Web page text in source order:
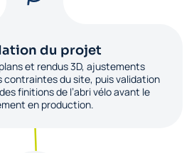
du projet
et rendus 3D, ajustements
contraintes du site, puis validation
finitions de l’abri vélo avant le
en production.